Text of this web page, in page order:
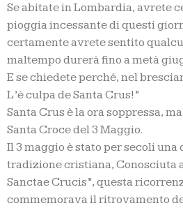
Se abitate in Lombardia, avrete
pioggia incessante di questi
certamente avrete sentito
maltempo durerà fino a metà
E se chiedete perché, nel
L’è culpa de Santa Crus!”
Santa Crus è la ora soppressa,
Santa Croce del 3 Maggio.
Il 3 maggio è stato per secoli una
tradizione cristiana, Conosciuta
Sanctae Crucis”, questa
commemorava il ritrovamento